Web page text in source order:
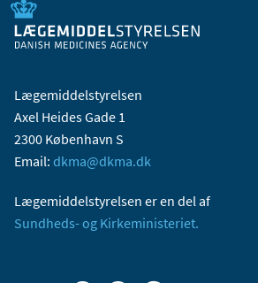
Lægemiddelstyrelsen
Axel Heides Gade 1
2300 København S
Email: dkma@dkma.dk
Lægemiddelstyrelsen er en del af
Sundheds- og Kirkeministeriet.